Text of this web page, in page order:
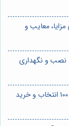
معایب و
نصب و نگهداری
راهنمای جامع ⭐️ پارکت چیه؟ راهنمای 0 تا 100 انتخاب و خرید